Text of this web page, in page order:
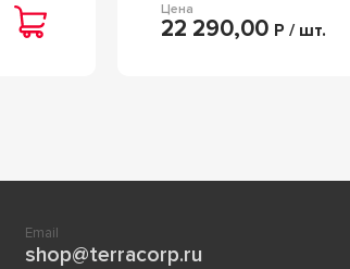
Цена
22 290,00 Р / шт.
Email
shop@terracorp.ru